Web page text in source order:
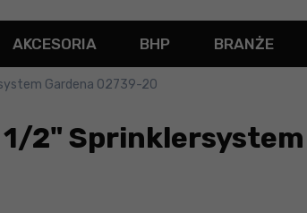
AKCESORIA BHP BRANŻE
Gardena 02739-20
1/2" Sprinklersystem